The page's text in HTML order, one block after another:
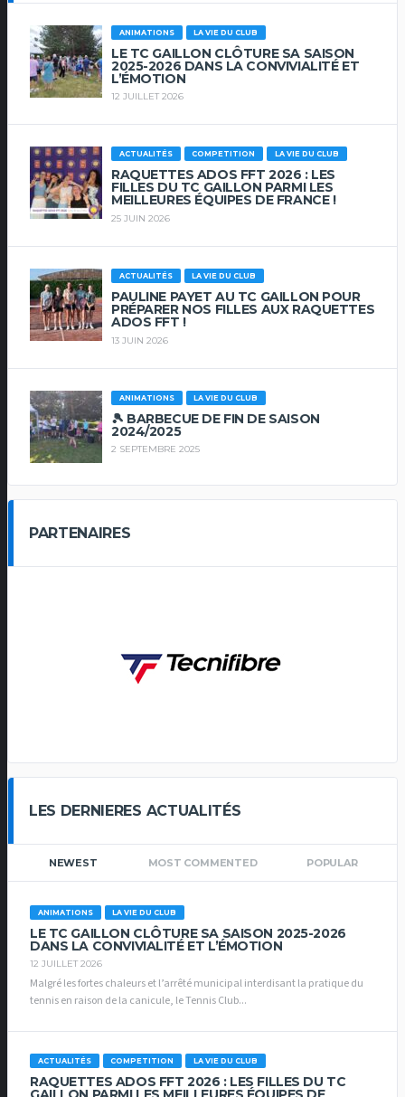
ANIMATIONS LA VIE DU CLUB
LE TC GAILLON CLÔTURE SA SAISON
2025-2026 DANS LA CONVIVIALITÉ ET
L’ÉMOTION
12 JUILLET 2026
ACTUALITÉS COMPETITION LA VIE DU CLUB
RAQUETTES ADOS FFT 2026 : LES
FILLES DU TC GAILLON PARMI LES
MEILLEURES ÉQUIPES DE FRANCE !
25 JUIN 2026
ACTUALITÉS LA VIE DU CLUB
PAULINE PAYET AU TC GAILLON POUR
PRÉPARER NOS FILLES AUX RAQUETTES
ADOS FFT !
13 JUIN 2026
ANIMATIONS LA VIE DU CLUB
🎾 BARBECUE DE FIN DE SAISON
2024/2025
2 SEPTEMBRE 2025
PARTENAIRES
LES DERNIERES ACTUALITÉS
NEWEST MOST COMMENTED POPULAR
ANIMATIONS LA VIE DU CLUB
LE TC GAILLON CLÔTURE SA SAISON 2025-2026
DANS LA CONVIVIALITÉ ET L’ÉMOTION
12 JUILLET 2026
Malgré les fortes chaleurs et l’arrêté municipal interdisant la pratique du
tennis en raison de la canicule, le Tennis Club...
ACTUALITÉS COMPETITION LA VIE DU CLUB
RAQUETTES ADOS FFT 2026 : LES FILLES DU TC